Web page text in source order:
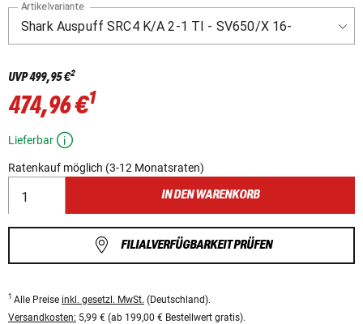
Artikelvariante
UVP499,95 €2
474,96 €1
Lieferbar
Ratenkauf möglich (3-12 Monatsraten)
IN DEN WARENKORB
FILIALVERFÜGBARKEIT PRÜFEN
1 Alle Preise inkl. gesetzl. MwSt. (Deutschland).
Versandkosten: 5,99 € (ab 199,00 € Bestellwert gratis).